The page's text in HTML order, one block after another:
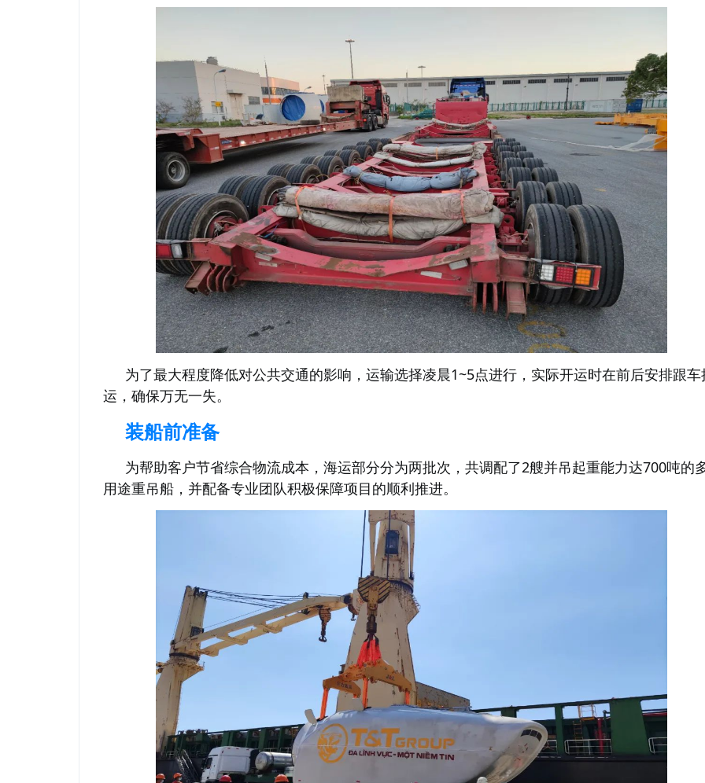
为了最大程度降低对公共交通的影响，运输选择凌晨1~5点进行，实际开运时在前后安排跟车
运，确保万无一失。
装船前准备
为帮助客户节省综合物流成本，海运部分分为两批次，共调配了2艘并吊起重能力达700吨的
用途重吊船，并配备专业团队积极保障项目的顺利推进。